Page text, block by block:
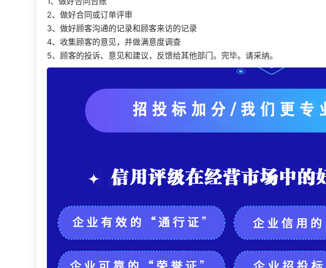
2、做好合同或订单评审
3、做好顾客沟通的记录和顾客来访的记录
4、收集顾客的意见，并做满意度调查
5、顾客的投诉、意见和建议，反馈给其他部门。完毕。请采纳。